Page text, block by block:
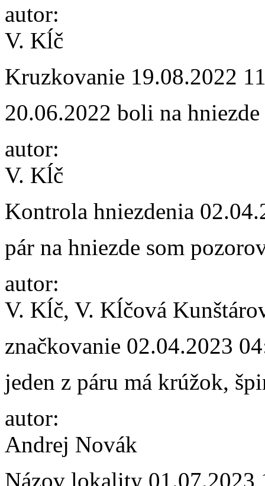
autor:
V. Kĺč
Kruzkovanie 19.08.2022
20.06.2022 boli na
autor:
V. Kĺč
Kontrola hniezdenia
pár na hniezde som
autor:
V. Kĺč, V. Kĺčová
značkovanie 02.04.2023
jeden z páru má krúžok,
autor:
Andrej Novák
Názov lokality 01.07.2023